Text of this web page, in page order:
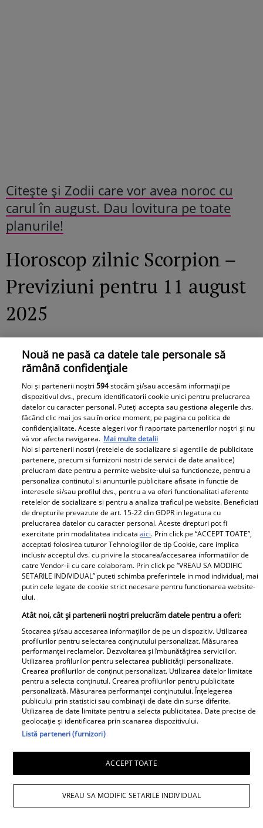
Citeşte și Zodii care vor avea noroc cu
carul în august. Dau lovitura pe toate
planurile!
Horoscop zilnic Scorpion –
Previziuni pentru 11 august
2025
Scorpion, intuiția ta este la cote maxime
astăzi, grație influenței Lunii care îți
amplifică abilitățile perceptive. Încrede-te
în vocea interioară pentru a naviga
situații complexe, în special în plan
emoțional sau profesional. Ascultarea
atentă a subtextului îți poate oferi
revelații neașteptate. La locul de muncă,
se deschid noi oportunități de leadership
– este momentul să-ți demonstrezi
gândirea strategică. Din punct de vedere
financiar, evoluția depinde de decizii
atente; cercetarea riguroasă te ajută să
identifici direcțiile avantajoase. În relațiile
personale, vulnerabilitatea devine o
punte către conexiuni mai profunde.
Seara este potrivită pentru introspecție –
meditația sau exprimarea creativă îți pot
aduce claritate și liniște. Eliberează-ți
pasiunile prin activități artistice sau de
auto-descoperire; acestea pot deveni
catalizatori pentru transformare
personală. Aliniază-ți visurile cu pași
practici și vei construi un drum solid spre
succes. Puterea ta stă în echilibrul dintre
introspecție și acțiune – valorifică această
dualitate pentru a-ți atinge obiectivele.
Nouă ne pasă ca datele tale personale să
rămână confidențiale
Noi și partenerii noștri594stocăm și/sau accesăm informații pe
dispozitivul dvs., precum identificatorii cookie unici pentru prelucrarea
datelor cu caracter personal. Puteți accepta sau gestiona alegerile dvs.
făcând clic mai jos sau în orice moment, pe pagina cu politica de
confidențialitate. Aceste alegeri vor fi raportate partenerilor noștri și nu
vă vor afecta navigarea. Mai multe detalii
Noi si partenerii nostri (retelele de socializare si agentiile de publicitate
partenere, precum si furnizorii nostri de servicii de date analitice)
prelucram date pentru a permite website-ului sa functioneze, pentru a
personaliza continutul si anunturile publicitare afisate in functie de
interesele si/sau profilul dvs., pentru a va oferi functionalitati aferente
retelelor de socializare si pentru a analiza traficul pe website. Beneficiati
de drepturile prevazute de art. 15-22 din GDPR in legatura cu
prelucrarea datelor cu caracter personal. Aceste drepturi pot fi
exercitate prin modalitatea indicataaici. Prin click pe “ACCEPT TOATE”,
acceptati folosirea tuturor Tehnologiilor de tip Cookie, care implica
inclusiv acceptul dvs. cu privire la stocarea/accesarea informatiilor de
catre Vendor-ii cu care colaboram. Prin click pe “VREAU SA MODIFIC
SETARILE INDIVIDUAL” puteti schimba preferintele in mod individual, mai
putin cele legate de cookie strict necesare pentru functionarea website-
ului.
Atât noi, cât și partenerii noștri prelucrăm datele pentru a oferi:
Stocarea și/sau accesarea informațiilor de pe un dispozitiv. Utilizarea
profilurilor pentru selectarea conținutului personalizat. Măsurarea
performanței reclamelor. Dezvoltarea și îmbunătățirea serviciilor.
Utilizarea profilurilor pentru selectarea publicității personalizate.
Crearea profilurilor de conținut personalizat. Utilizarea datelor limitate
pentru a selecta conținutul. Crearea profilurilor pentru publicitate
personalizată. Măsurarea performanței conținutului. Înțelegerea
publicului prin statistici sau combinații de date din surse diferite.
Utilizarea de date limitate pentru a selecta publicitatea. Date precise de
geolocație și identificarea prin scanarea dispozitivului.
Listă parteneri (furnizori)
ACCEPT TOATE
VREAU SA MODIFIC SETARILE INDIVIDUAL